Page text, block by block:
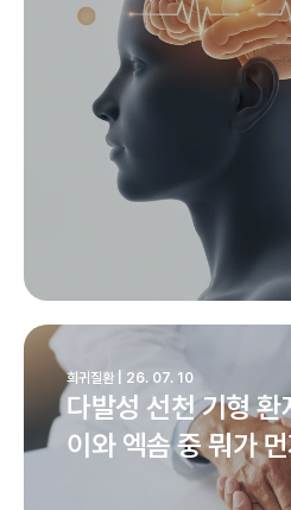
다발성 선천 기형 환
이와 엑솜 중 뭐가
희귀질환 | 26. 07. 10